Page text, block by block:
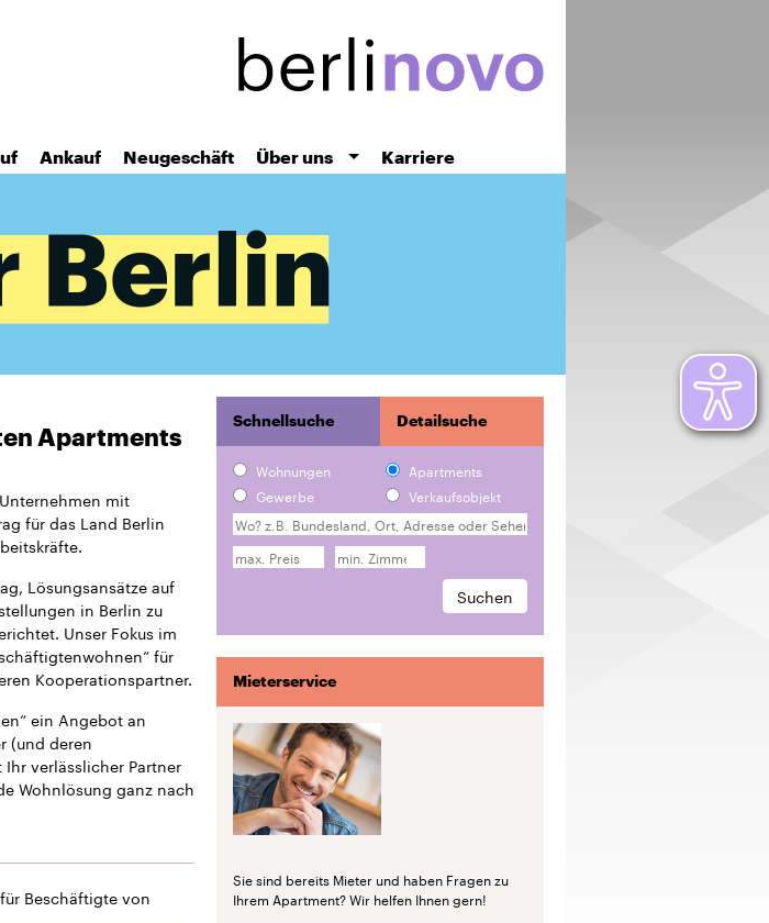
Ankauf Neugeschäft Über uns Karriere
Detailsuche
Schnellsuche
Wohnungen
Apartments
Gewerbe
Verkaufsobjekt
Apartments
mit
für das Land Berlin
Lösungsansätze auf
in Berlin zu
Unser Fokus im
für
Kooperationspartner.
ein Angebot an
(und deren
verlässlicher Partner
Wohnlösung ganz nach
Beschäftigte von
Mieterservice
Sie sind bereits Mieter und haben Fragen zu
Ihrem Apartment? Wir helfen Ihnen gern!